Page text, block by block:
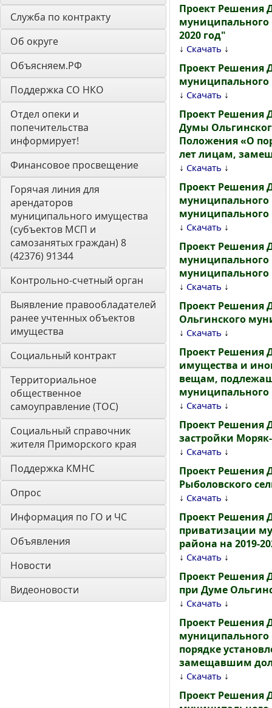
Служба по контракту
Об округе
Объясняем.РФ
Поддержка СО НКО
Отдел опеки и
попечительства
информирует!
Финансовое просвещение
Горячая линия для
арендаторов
муниципального имущества
(субъектов МСП и
самозанятых граждан) 8
(42376) 91344
Контрольно-счетный орган
Выявление правообладателей
ранее учтенных объектов
имущества
Социальный контракт
Территориальное
общественное
самоуправление (ТОС)
Социальный справочник
жителя Приморского края
Поддержка КМНС
Опрос
Информация по ГО и ЧС
Объявления
Новости
Видеоновости
Проект Решения
муниципального
2020 год"
↓ Скачать ↓
Проект Решения
муниципального
↓ Скачать ↓
Проект Решения
Думы
Положения «О
лет лицам,
↓ Скачать ↓
Проект Решения
муниципального
муниципального
↓ Скачать ↓
Проект Решения
муниципального
муниципального
↓ Скачать ↓
Проект Решения
Ольгинского
↓ Скачать ↓
Проект Решения
имущества и
вещам,
↓ Скачать ↓
Проект Решения
застройки
↓ Скачать ↓
Проект Решения
Рыболовского
↓ Скачать ↓
Проект Решения
приватизации
района на 2019-
↓ Скачать ↓
Проект Решения
при Думе
↓ Скачать ↓
Проект Решения
муниципального
порядке
замещавшим
↓ Скачать ↓
Проект Решения